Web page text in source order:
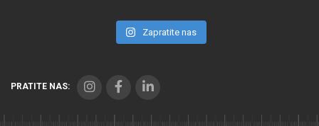
Zapratite nas
PRATITE NAS: